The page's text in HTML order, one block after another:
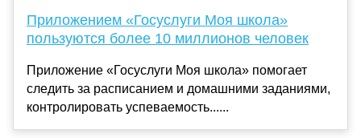
Приложением «Госуслуги Моя школа»
пользуются более 10 миллионов человек
Приложение «Госуслуги Моя школа» помогает
следить за расписанием и домашними заданиями,
контролировать успеваемость......